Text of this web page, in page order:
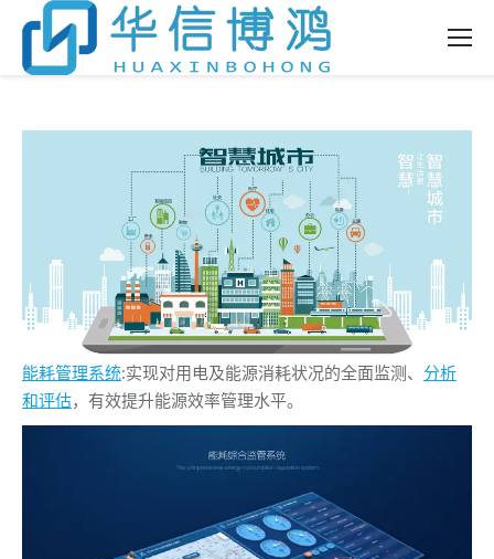
能耗管理系统:实现对用电及能源消耗状况的全面监测、 分析
和评估，有效提升能源效率管理水平。